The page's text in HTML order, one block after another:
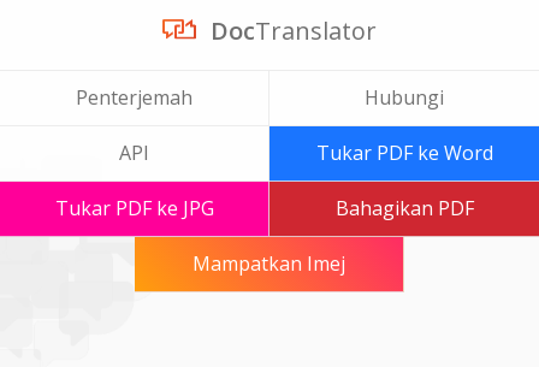
DocTranslator
Penterjemah Hubungi
API Tukar PDF ke Word
Tukar PDF ke JPG Bahagikan PDF
Mampatkan Imej